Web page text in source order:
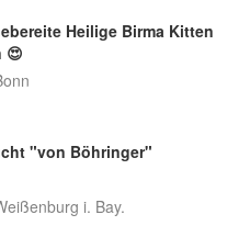
Heilige Birma Kitten
😍
"von Böhringer"
i. Bay.